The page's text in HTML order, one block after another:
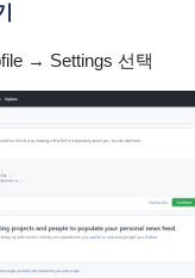
→ Settings 선택